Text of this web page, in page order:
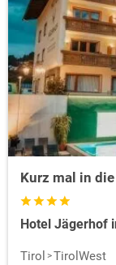
Kurz mal in
Hotel Jägerhof
Tirol
TirolWest